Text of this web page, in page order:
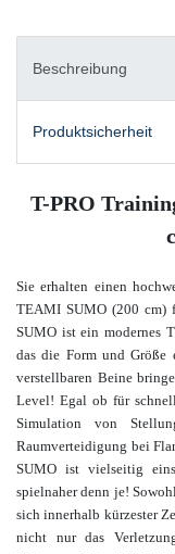
Beschreibung
Produktsicherheit
T-PRO
Sie erhalten einen
TEAMI SUMO (200 cm)
SUMO ist ein modernes
das die Form und Größe
verstellbaren Beine
Level! Egal ob für
Simulation von
Raumverteidigung bei
SUMO ist vielseitig
spielnaher denn je!
sich innerhalb kürzester
nicht nur das